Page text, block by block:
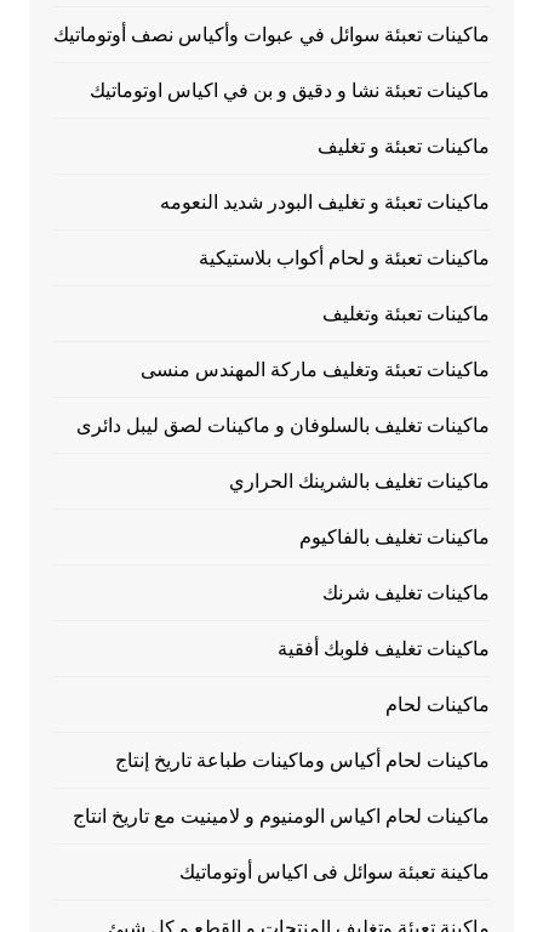
ماكينات تعبئة سوائل في عبوات وأكياس نصف أوتوماتيك
ماكينات تعبئة نشا و دقيق و بن في اكياس اوتوماتيك
ماكينات تعبئة و تغليف
ماكينات تعبئة و تغليف البودر شديد النعومه
ماكينات تعبئة و لحام أكواب بلاستيكية
ماكينات تعبئة وتغليف
ماكينات تعبئة وتغليف ماركة المهندس منسى
ماكينات تغليف بالسلوفان و ماكينات لصق ليبل دائرى
ماكينات تغليف بالشرينك الحراري
ماكينات تغليف بالفاكيوم
ماكينات تغليف شرنك
ماكينات تغليف فلوبك أفقية
ماكينات لحام
ماكينات لحام أكياس وماكينات طباعة تاريخ إنتاج
ماكينات لحام اكياس الومنيوم و لامينيت مع تاريخ انتاج
ماكينة تعبئة سوائل فى اكياس أوتوماتيك
ماكينة تعبئة وتغليف المنتجات و القطع و كل شيئ